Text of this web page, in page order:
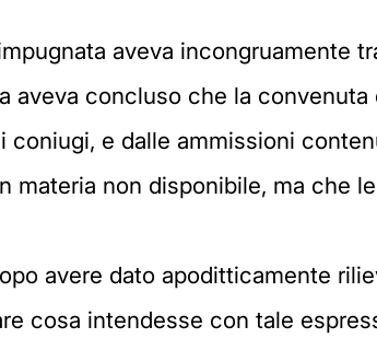
aveva incongruamente
concluso che la
e dalle ammissioni
non disponibile, ma che
avere dato apoditticamente
cosa intendesse con tale